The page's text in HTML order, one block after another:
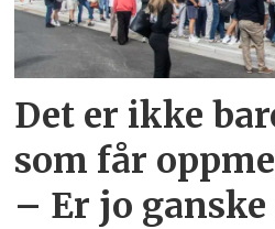
Det er ikke
som får
– Er jo ganske